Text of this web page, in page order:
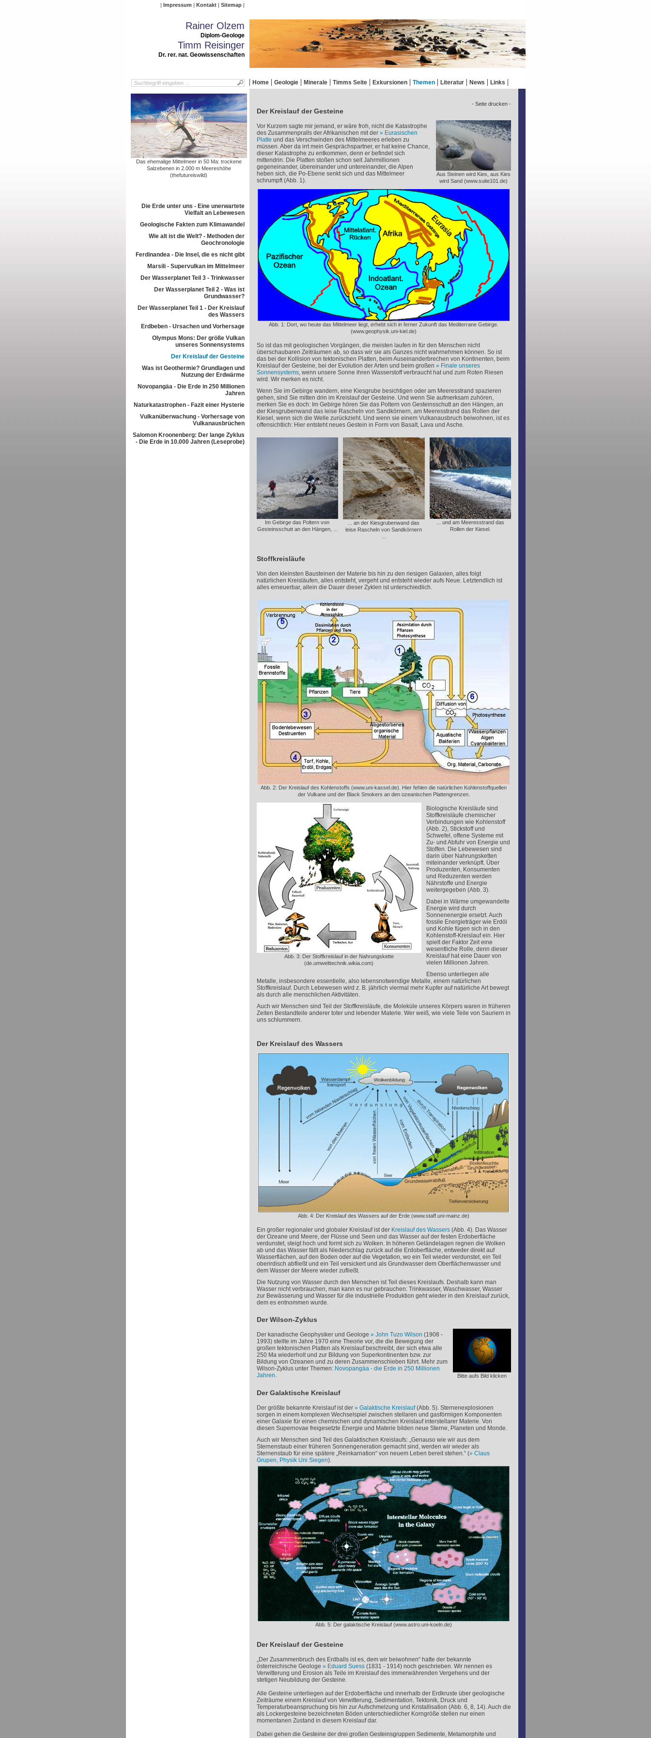
Impressum Kontakt Sitemap
Rainer Olzem
Diplom-Geologe
Timm Reisinger
Dr. rer. nat. Geowissenschaften
Home Geologie Minerale Timms Seite Exkursionen Themen Literatur News Links
Das ehemalige Mittelmeer in 50 Ma: trockene
Salzebenen in 2.000 m Meereshöhe
(thefutureiswild)
Die Erde unter uns - Eine unerwartete
Vielfalt an Lebewesen
Geologische Fakten zum Klimawandel
Wie alt ist die Welt? - Methoden der
Geochronologie
Ferdinandea - Die Insel, die es nicht gibt
Marsili - Supervulkan im Mittelmeer
Der Wasserplanet Teil 3 - Trinkwasser
Der Wasserplanet Teil 2 - Was ist
Grundwasser?
Der Wasserplanet Teil 1 - Der Kreislauf
des Wassers
Erdbeben - Ursachen und Vorhersage
Olympus Mons: Der größe Vulkan
unseres Sonnensystems
Der Kreislauf der Gesteine
Was ist Geothermie? Grundlagen und
Nutzung der Erdwärme
Novopangäa - Die Erde in 250 Millionen
Jahren
Naturkatastrophen - Fazit einer Hysterie
Vulkanüberwachung - Vorhersage von
Vulkanausbrüchen
Salomon Kroonenberg: Der lange Zyklus
- Die Erde in 10.000 Jahren (Leseprobe)
- Seite drucken -
Der Kreislauf der Gesteine
Aus Steinen wird Kies, aus Kies
wird Sand (www.suite101.de)
Vor Kurzem sagte mir jemand, er wäre froh, nicht die Katastrophe
des Zusammenpralls der Afrikanischen mit der
Eurasischen
Platte und das Verschwinden des Mittelmeeres erleben zu
müssen. Aber da irrt mein Gesprächspartner, er hat keine Chance,
dieser Katastrophe zu entkommen, denn er befindet sich
mittendrin. Die Platten stoßen schon seit Jahrmillionen
gegeneinander, übereinander und untereinander, die Alpen
heben sich, die Po-Ebene senkt sich und das Mittelmeer
schrumpft (Abb. 1).
Abb. 1: Dort, wo heute das Mittelmeer liegt, erhebt sich in ferner Zukunft das Mediterrane Gebirge.
(www.geophysik.uni-kiel.de)
So ist das mit geologischen Vorgängen, die meisten laufen in für den Menschen nicht
überschaubaren Zeiträumen ab, so dass wir sie als Ganzes nicht wahrnehmen können. So ist
das bei der Kollision von tektonischen Platten, beim Auseinanderbrechen von Kontinenten, beim
Kreislauf der Gesteine, bei der Evolution der Arten und beim großen
Finale unseres
Sonnensystems, wenn unsere Sonne ihren Wasserstoff verbraucht hat und zum Roten Riesen
wird. Wir merken es nicht.
Wenn Sie im Gebirge wandern, eine Kiesgrube besichtigen oder am Meeresstrand spazieren
gehen, sind Sie mitten drin im Kreislauf der Gesteine. Und wenn Sie aufmerksam zuhören,
merken Sie es doch: Im Gebirge hören Sie das Poltern von Gesteinsschutt an den Hängen, an
der Kiesgrubenwand das leise Rascheln von Sandkörnern, am Meeresstrand das Rollen der
Kiesel, wenn sich die Welle zurückzieht. Und wenn sie einem Vulkanausbruch beiwohnen, ist es
offensichtlich: Hier entsteht neues Gestein in Form von Basalt, Lava und Asche.
Im Gebirge das Poltern von
Gesteinsschutt an den Hängen, ...
... an der Kiesgrubenwand das
leise Rascheln von Sandkörnern
... und am Meeresstrand das
Rollen der Kiesel.
Stoffkreisläufe
Von den kleinsten Bausteinen der Materie bis hin zu den riesigen Galaxien, alles folgt
natürlichen Kreisläufen, alles entsteht, vergeht und entsteht wieder aufs Neue. Letztendlich ist
alles erneuerbar, allein die Dauer dieser Zyklen ist unterschiedlich.
Abb. 2: Der Kreislauf des Kohlenstoffs (www.uni-kassel.de). Hier fehlen die natürlichen Kohlenstoffquellen
der Vulkane und der Black Smokers an den ozeanischen Plattengrenzen.
Abb. 3: Der Stoffkreislauf in der Nahrungskette
(de.umwelttechnik.wikia.com)
Biologische Kreisläufe sind
Stoffkreisläufe chemischer
Verbindungen wie Kohlenstoff
(Abb. 2), Stickstoff und
Schwefel, offene Systeme mit
Zu- und Abfuhr von Energie und
Stoffen. Die Lebewesen sind
darin über Nahrungsketten
miteinander verknüpft. Über
Produzenten, Konsumenten
und Reduzenten werden
Nährstoffe und Energie
weitergegeben (Abb. 3).
Dabei in Wärme umgewandelte
Energie wird durch
Sonnenenergie ersetzt. Auch
fossile Energieträger wie Erdöl
und Kohle fügen sich in den
Kohlenstoff-Kreislauf ein. Hier
spielt der Faktor Zeit eine
wesentliche Rolle, denn dieser
Kreislauf hat eine Dauer von
vielen Millionen Jahren.
Ebenso unterliegen alle
Metalle, insbesondere essentielle, also lebensnotwendige Metalle, einem natürlichen
Stoffkreislauf. Durch Lebewesen wird z. B. jährlich viermal mehr Kupfer auf natürliche Art bewegt
als durch alle menschlichen Aktivitäten.
Auch wir Menschen sind Teil der Stoffkreisläufe, die Moleküle unseres Körpers waren in früheren
Zeiten Bestandteile anderer toter und lebender Materie. Wer weiß, wie viele Teile von Sauriern in
uns schlummern.
Der Kreislauf des Wassers
Abb. 4: Der Kreislauf des Wassers auf der Erde (www.staff.uni-mainz.de)
Ein großer regionaler und globaler Kreislauf ist der Kreislauf des Wassers(Abb. 4). Das Wasser
der Ozeane und Meere, der Flüsse und Seen und das Wasser auf der festen Erdoberfläche
verdunstet, steigt hoch und formt sich zu Wolken. In höheren Geländelagen regnen die Wolken
ab und das Wasser fällt als Niederschlag zurück auf die Erdoberfläche, entweder direkt auf
Wasserflächen, auf den Boden oder auf die Vegetation, wo ein Teil wieder verdunstet, ein Teil
oberirdisch abfließt und ein Teil versickert und als Grundwasser dem Oberflächenwasser und
dem Wasser der Meere wieder zufließt.
Die Nutzung von Wasser durch den Menschen ist Teil dieses Kreislaufs. Deshalb kann man
Wasser nicht verbrauchen, man kann es nur gebrauchen: Trinkwasser, Waschwasser, Wasser
zur Bewässerung und Wasser für die industrielle Produktion geht wieder in den Kreislauf zurück,
dem es entnommen wurde.
Der Wilson-Zyklus
Bitte aufs Bild klicken
Der kanadische Geophysiker und Geologe John Tuzo Wilson (1908 -
1993) stellte im Jahre 1970 eine Theorie vor, die die Bewegung der
großen tektonischen Platten als Kreislauf beschreibt, der sich etwa alle
250 Ma wiederholt und zur Bildung von Superkontinenten bzw. zur
Bildung von Ozeanen und zu deren Zusammenschieben führt. Mehr zum
Wilson-Zyklus unter Themen: Novopangäa - die Erde in 250 Millionen
Jahren.
Der Galaktische Kreislauf
Der größte bekannte Kreislauf ist der Galaktische Kreislauf(Abb. 5). Sternenexplosionen
sorgen in einem komplexen Wechselspiel zwischen stellaren und gasförmigen Komponenten
einer Galaxie für einen chemischen und dynamischen Kreislauf interstellarer Materie. Von
diesen Supernovae freigesetzte Energie und Materie bilden neue Sterne, Planeten und Monde.
Auch wir Menschen sind Teil des Galaktischen Kreislaufs: „Genauso wie wir aus dem
Sternenstaub einer früheren Sonnengeneration gemacht sind, werden wir wieder als
Sternenstaub für eine spätere „Reinkarnation“ von neuem Leben bereit stehen.“ (
Claus
Grupen, Physik Uni Siegen).
Abb. 5: Der galaktische Kreislauf (www.astro.uni-koeln.de)
Der Kreislauf der Gesteine
„Der Zusammenbruch des Erdballs ist es, dem wir beiwohnen“ hatte der bekannte
österreichische Geologe
Eduard Suess(1831 - 1914) noch geschrieben. Wir nennen es
Verwitterung und Erosion als Teile im Kreislauf des immerwährenden Vergehens und der
stetigen Neubildung der Gesteine.
Alle Gesteine unterliegen auf der Erdoberfläche und innerhalb der Erdkruste über geologische
Zeiträume einem Kreislauf von Verwitterung, Sedimentation, Tektonik, Druck und
Temperaturbeanspruchung bis hin zur Aufschmelzung und Kristallisation (Abb. 6, 8, 14). Auch die
als Lockergesteine bezeichneten Böden unterschiedlicher Korngröße stellen nur einen
momentanen Zustand in diesem Kreislauf dar.
Dabei gehen die Gesteine der drei großen Gesteinsgruppen Sedimente, Metamorphite und